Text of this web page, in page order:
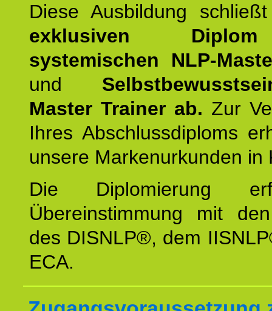
Diese Ausbildung
exklusiven
systemischen NLP-
und
Master Trainer ab. Zur
Ihres Abschlussdiploms
unsere Markenurkunden in
Die Diplomierung
Übereinstimmung mit
des DISNLP®, dem
ECA.